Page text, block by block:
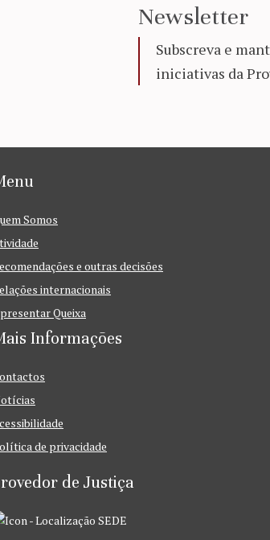
Newsletter
Subscreva e
iniciativas da
Somos
e outras decisões
internacionais
Queixa
Informações
de privacidade
de Justiça
SEDE